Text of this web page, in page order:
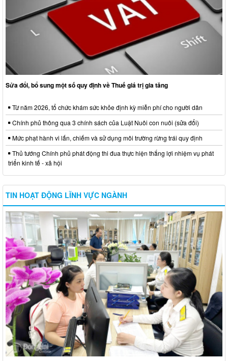
Sửa đổi, bổ sung một số quy định về Thuế giá trị gia tăng
Từ năm 2026, tổ chức khám sức khỏe định kỳ miễn phí cho người dân
Chính phủ thông qua 3 chính sách của Luật Nuôi con nuôi (sửa đổi)
Mức phạt hành vi lấn, chiếm và sử dụng môi trường rừng trái quy định
Thủ tướng Chính phủ phát động thi đua thực hiện thắng lợi nhiệm vụ phát
triển kinh tế - xã hội
TIN HOẠT ĐỘNG LĨNH VỰC NGÀNH